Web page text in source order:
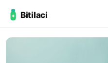
Bitilaci